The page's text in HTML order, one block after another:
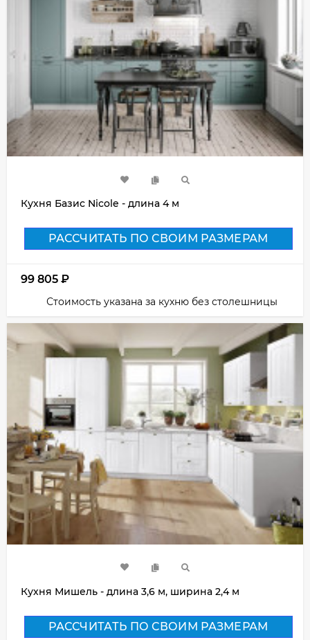
Кухня Базис Nicole - длина 4 м
РАССЧИТАТЬ ПО СВОИМ РАЗМЕРАМ
99 805 ₽
Стоимость указана за кухню без столешницы
Кухня Мишель - длина 3,6 м, ширина 2,4 м
РАССЧИТАТЬ ПО СВОИМ РАЗМЕРАМ